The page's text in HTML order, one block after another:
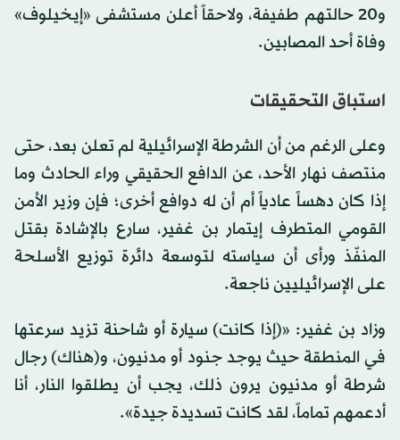
و20 حالتهم طفيفة، ولاحقاً أعلن مستشفى «إيخيلوف»
وفاة أحد المصابين.
استباق التحقيقات
وعلى الرغم من أن الشرطة الإسرائيلية لم تعلن بعد، حتى
منتصف نهار الأحد، عن الدافع الحقيقي وراء الحادث وما
إذا كان دهساً عادياً أم أن له دوافع أخرى؛ فإن وزير الأمن
القومي المتطرف إيتمار بن غفير، سارع بالإشادة بقتل
المنفّذ ورأى أن سياسته لتوسعة دائرة توزيع الأسلحة
على الإسرائيليين ناجعة.
وزاد بن غفير: «(إذا كانت) سيارة أو شاحنة تزيد سرعتها
في المنطقة حيث يوجد جنود أو مدنيون، و(هناك) رجال
شرطة أو مدنيون يرون ذلك، يجب أن يطلقوا النار، أنا
أدعمهم تماماً، لقد كانت تسديدة جيدة».